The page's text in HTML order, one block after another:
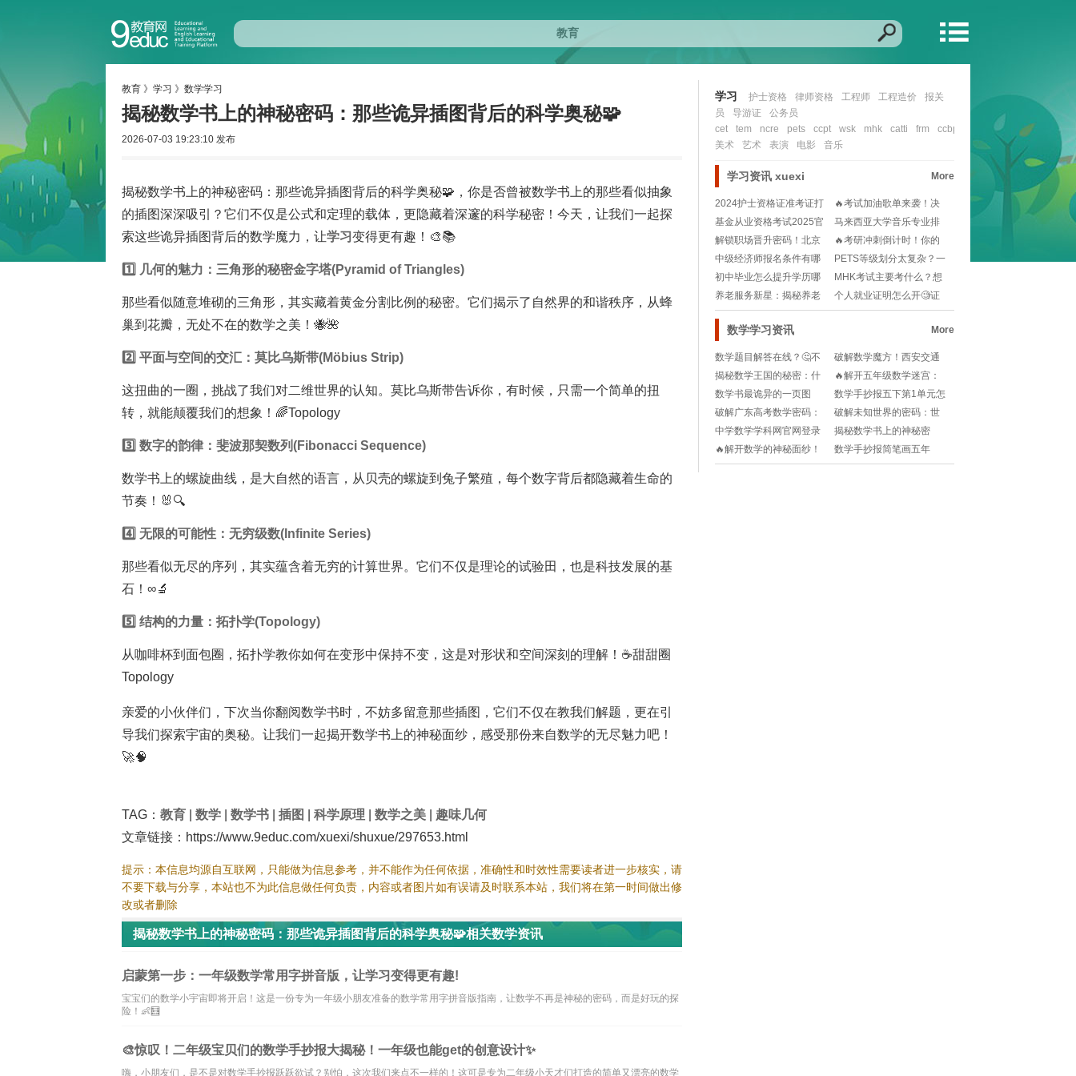
教育 》 学习 》 数学学习
揭秘数学书上的神秘密码：那些诡异插图背后的科学奥秘🧩
2026-07-03 19:23:10 发布
揭秘数学书上的神秘密码：那些诡异插图背后的科学奥秘🧩，你是否曾被数学书上的那些看似抽象
的插图深深吸引？它们不仅是公式和定理的载体，更隐藏着深邃的科学秘密！今天，让我们一起探
索这些诡异插图背后的数学魔力，让学习变得更有趣！🎨📚
1️⃣ 几何的魅力：三角形的秘密金字塔(Pyramid of Triangles)
那些看似随意堆砌的三角形，其实藏着黄金分割比例的秘密。它们揭示了自然界的和谐秩序，从蜂
巢到花瓣，无处不在的数学之美！🐝🌺
2️⃣ 平面与空间的交汇：莫比乌斯带(Möbius Strip)
这扭曲的一圈，挑战了我们对二维世界的认知。莫比乌斯带告诉你，有时候，只需一个简单的扭
转，就能颠覆我们的想象！🌈Topology
3️⃣ 数字的韵律：斐波那契数列(Fibonacci Sequence)
数学书上的螺旋曲线，是大自然的语言，从贝壳的螺旋到兔子繁殖，每个数字背后都隐藏着生命的
节奏！🐰🔍
4️⃣ 无限的可能性：无穷级数(Infinite Series)
那些看似无尽的序列，其实蕴含着无穷的计算世界。它们不仅是理论的试验田，也是科技发展的基
石！∞🔬
5️⃣ 结构的力量：拓扑学(Topology)
从咖啡杯到面包圈，拓扑学教你如何在变形中保持不变，这是对形状和空间深刻的理解！☕️甜甜圈
Topology
亲爱的小伙伴们，下次当你翻阅数学书时，不妨多留意那些插图，它们不仅在教我们解题，更在引
导我们探索宇宙的奥秘。让我们一起揭开数学书上的神秘面纱，感受那份来自数学的无尽魅力吧！
🚀🧠
TAG： 教育 数学 数学书 插图 科学原理 数学之美
趣味几何
文章链接：https://www.9educ.com/xuexi/shuxue/297653.html
提示：本信息均源自互联网，只能做为信息参考，并不能作为任何依据，准确性和时效性需要读者进一步核实，请
不要下载与分享，本站也不为此信息做任何负责，内容或者图片如有误请及时联系本站，我们将在第一时间做出修
改或者删除
揭秘数学书上的神秘密码：那些诡异插图背后的科学奥秘🧩相关数学资讯
启蒙第一步：一年级数学常用字拼音版，让学习变得更有趣!
宝宝们的数学小宇宙即将开启！这是一份专为一年级小朋友准备的数学常用字拼音版指南，让数学不再是神秘的密码，而是好玩的探
险！👶🧮
🎨惊叹！二年级宝贝们的数学手抄报大揭秘！一年级也能get的创意设计✨
嗨，小朋友们，是不是对数学手抄报跃跃欲试？别怕，这次我们来点不一样的！这可是专为二年级小天才们打造的简单又漂亮的数学
学习 护士资格 律师资格 工程师 工程造价
报关
员
导游证
公务员
cet
tem ncre pets ccpt wsk mhk catti frm ccbp nit ccie ocp
美术
艺术 表演 电影 音乐
学习资讯 xuexi More
2024护士资格证准考证打
印入口在哪？如
🔥考试加油歌单来袭！决
战考场，励志曲目助
基金从业资格考试2025官
网报名流程？小
马来西亚大学音乐专业排
名如何？想留学选校
解锁职场晋升密码！北京
人力资源管理师报考
🔥考研冲刺倒计时！你的
2025备考时间规
中级经济师报名条件有哪
些？工作年限怎么算
PETS等级划分太复杂？一
文读懂考试难度
初中毕业怎么提升学历哪
个简单🧐快速提升学
MHK考试主要考什么？想
拿高分必看的备考
养老服务新星：揭秘养老
护理员的温馨守护者
个人就业证明怎么开🧐证
件齐全才能安心求职
数学学习资讯 More
数学题目解答在线？🤔不
懂就问，这可是学霸都在
用的方法！✨
破解数学魔方！西安交通
大学数学学院的学术密码
揭晓!
揭秘数学王国的秘密：什
么是自然数？nums
secretive truth
🔥解开五年级数学迷宫：
下册知识点大揭秘！🧩
数学书最诡异的一页图
片？🧐 你猜是什么？快来
揭秘隐藏知识点！✨
数学手抄报五下第1单元怎
么做？📝有哪些创意设
计？快来get灵感！🎉
破解广东高考数学密码：
解密2025年数学挑战🔥
破解未知世界的密码：世
界数学难题大揭秘🔍!
中学数学学科网官网登录
遇到困难？🎓如何快速进
入学习资源？✨
揭秘数学书上的神秘密
码：那些诡异插图背后的
科学奥秘🧩
🔥解开数学的神秘面纱！
十大趣味智力挑战，脑力
数学手抄报简笔画五年
级？🎨如何让数学变得生